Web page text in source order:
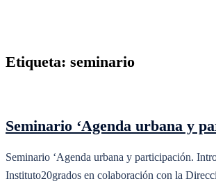
Etiqueta: seminario
Seminario ‘Agenda urbana y
Seminario ‘Agenda urbana y participación.
Instituto20grados en colaboración con la